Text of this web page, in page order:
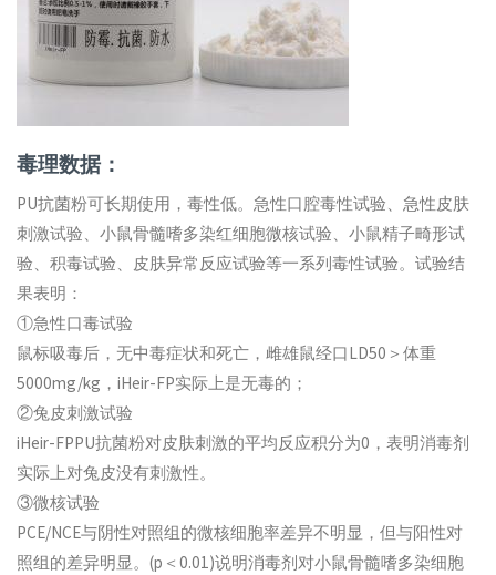
毒理数据：
PU抗菌粉可长期使用，毒性低。急性口腔毒性试验、急性皮肤
刺激试验、小鼠骨髓嗜多染红细胞微核试验、小鼠精子畸形试
验、积毒试验、皮肤异常反应试验等一系列毒性试验。试验结
果表明：
①急性口毒试验
鼠标吸毒后，无中毒症状和死亡，雌雄鼠经口LD50＞体重
5000mg/kg，iHeir-FP实际上是无毒的；
②兔皮刺激试验
iHeir-FPPU抗菌粉对皮肤刺激的平均反应积分为0，表明消毒剂
实际上对兔皮没有刺激性。
③微核试验
PCE/NCE与阴性对照组的微核细胞率差异不明显，但与阳性对
照组的差异明显。(p＜0.01)说明消毒剂对小鼠骨髓嗜多染细胞